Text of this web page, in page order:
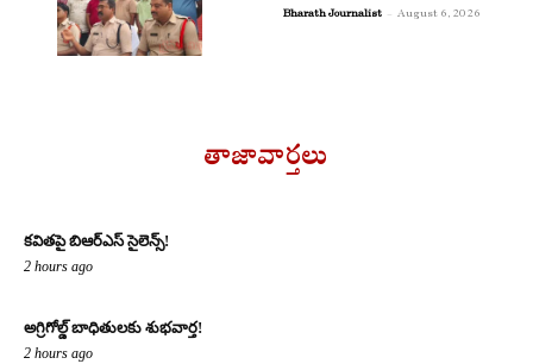
Bharath Journalist - August 6, 2026
తాజావార్తలు
కవితపై బిఆర్ఎస్ సైలెన్స్!
2 hours ago
అగ్రిగోల్డ్ బాధితులకు శుభవార్త!
2 hours ago